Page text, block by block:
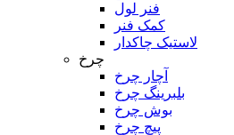
فنر لول
کمک فنر
لاستیک چاکدار
چرخ
آچار چرخ
بلبرینگ چرخ
بوش چرخ
پیچ چرخ